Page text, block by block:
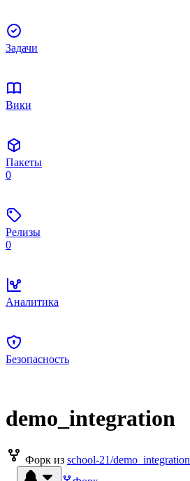
Задачи
Вики
Пакеты
0
Релизы
0
Аналитика
Безопасность
demo_integration
Форк из school-21/demo_integration